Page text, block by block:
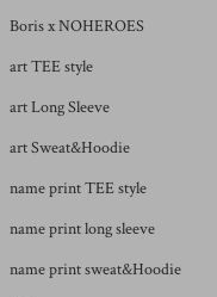
Boris x NOHEROES
art TEE style
art Long Sleeve
art Sweat&Hoodie
name print TEE style
name print long sleeve
name print sweat&Hoodie